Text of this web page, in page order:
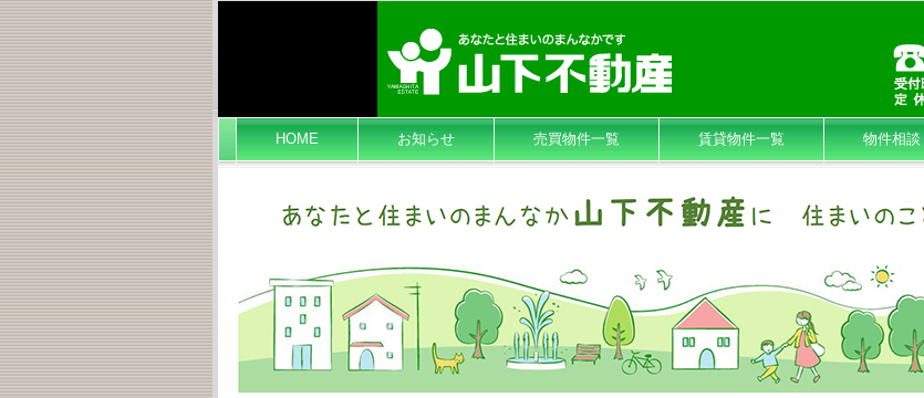
HOME お知らせ 売買物件一覧 賃貸物件一覧 物件相談